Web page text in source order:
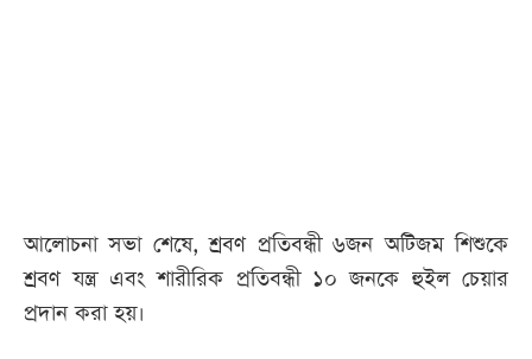
আলোচনা সভা শেষে, শ্রবণ প্রতিবন্ধী ৬জন অটিজম শিশুকে
শ্রবণ যন্ত্র এবং শারীরিক প্রতিবন্ধী ১০ জনকে হুইল চেয়ার
প্রদান করা হয়।